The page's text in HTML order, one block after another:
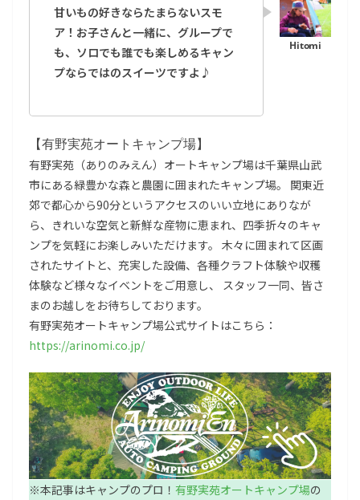
甘いもの好きならたまらないスモ
ア！お子さんと一緒に、グループで
も、ソロでも誰でも楽しめるキャン
プならではのスイーツですよ♪
【有野実苑オートキャンプ場】
有野実苑（ありのみえん）オートキャンプ場は千葉県山武
市にある緑豊かな森と農園に囲まれたキャンプ場。 関東近
郊で都心から90分というアクセスのいい立地にありなが
ら、きれいな空気と新鮮な産物に恵まれ、四季折々のキャ
ンプを気軽にお楽しみいただけます。 木々に囲まれて区画
されたサイトと、充実した設備、各種クラフト体験や収穫
体験など様々なイベントをご用意し、 スタッフ一同、皆さ
まのお越しをお待ちしております。
有野実苑オートキャンプ場公式サイトはこちら：
https://arinomi.co.jp/
※本記事はキャンプのプロ！ 有野実苑オートキャンプ場の